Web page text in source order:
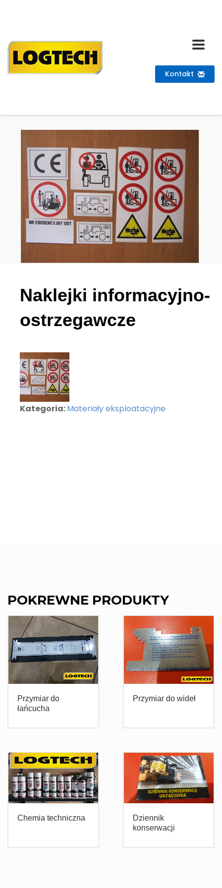
Kontakt
Naklejki informacyjno-
ostrzegawcze
Kategoria:Materiały eksploatacyjne
POKREWNE PRODUKTY
Przymiar do
łańcucha
Przymiar do wideł
Chemia techniczna
Dziennik
konserwacji